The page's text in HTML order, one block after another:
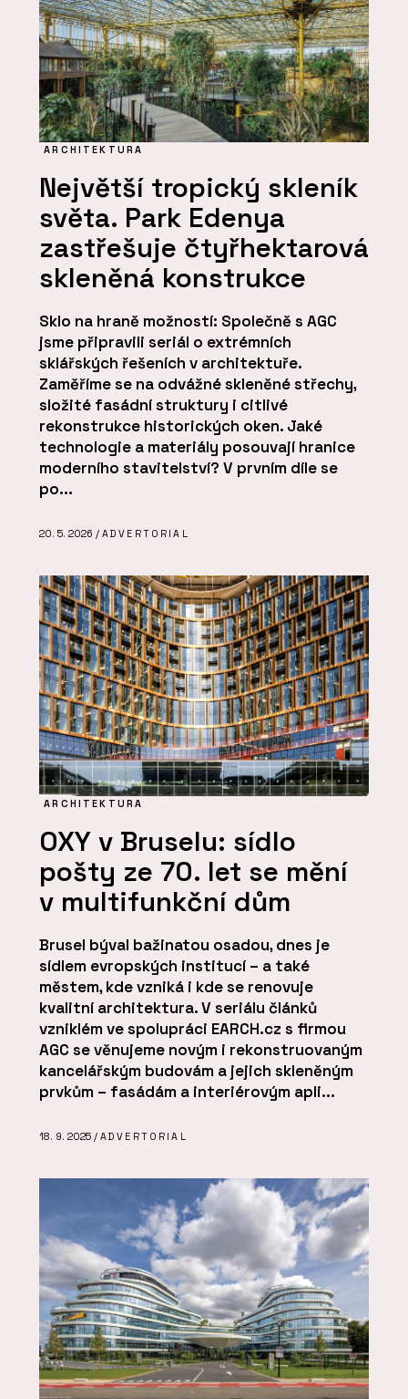
ARCHITEKTURA
Největší tropický skleník
světa. Park Edenya
zastřešuje čtyřhektarová
skleněná konstrukce
Sklo na hraně možností: Společně s AGC
jsme připravili seriál o extrémních
sklářských řešeních v architektuře.
Zaměříme se na odvážné skleněné střechy,
složité fasádní struktury i citlivé
rekonstrukce historických oken. Jaké
technologie a materiály posouvají hranice
moderního stavitelství? V prvním díle se
po...
20. 5. 2026 / ADVERTORIAL
ARCHITEKTURA
OXY v Bruselu: sídlo
pošty ze 70. let se mění
v multifunkční dům
Brusel býval bažinatou osadou, dnes je
sídlem evropských institucí – a také
městem, kde vzniká i kde se renovuje
kvalitní architektura. V seriálu článků
vzniklém ve spolupráci EARCH.cz s firmou
AGC se věnujeme novým i rekonstruovaným
kancelářským budovám a jejich skleněným
prvkům – fasádám a interiérovým apli...
18. 9. 2025 / ADVERTORIAL